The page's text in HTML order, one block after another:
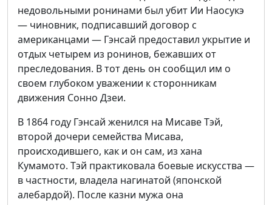
недовольными ронинами был убит Ии Наосукэ
— чиновник, подписавший договор с
американцами — Гэнсай предоставил укрытие и
отдых четырем из ронинов, бежавших от
преследования. В тот день он сообщил им о
своем глубоком уважении к сторонникам
движения Сонно Дзеи.
В 1864 году Гэнсай женился на Мисаве Тэй,
второй дочери семейства Мисава,
происходившего, как и он сам, из хана
Кумамото. Тэй практиковала боевые искусства —
в частности, владела нагинатой (японской
алебардой). После казни мужа она